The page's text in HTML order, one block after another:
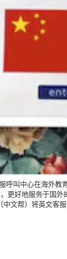
呼叫中心在海外教
更好地服务于国
中文帮）将英文客